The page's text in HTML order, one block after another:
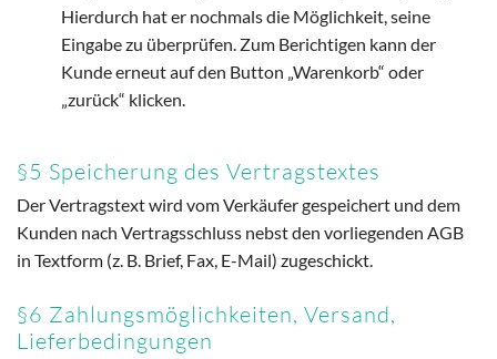
Hierdurch hat er nochmals die Möglichkeit, seine
Eingabe zu überprüfen. Zum Berichtigen kann der
Kunde erneut auf den Button „Warenkorb“ oder
„zurück“ klicken.
§5 Speicherung des Vertragstextes
Der Vertragstext wird vom Verkäufer gespeichert und dem
Kunden nach Vertragsschluss nebst den vorliegenden AGB
in Textform (z. B. Brief, Fax, E-Mail) zugeschickt.
§6 Zahlungsmöglichkeiten, Versand,
Lieferbedingungen